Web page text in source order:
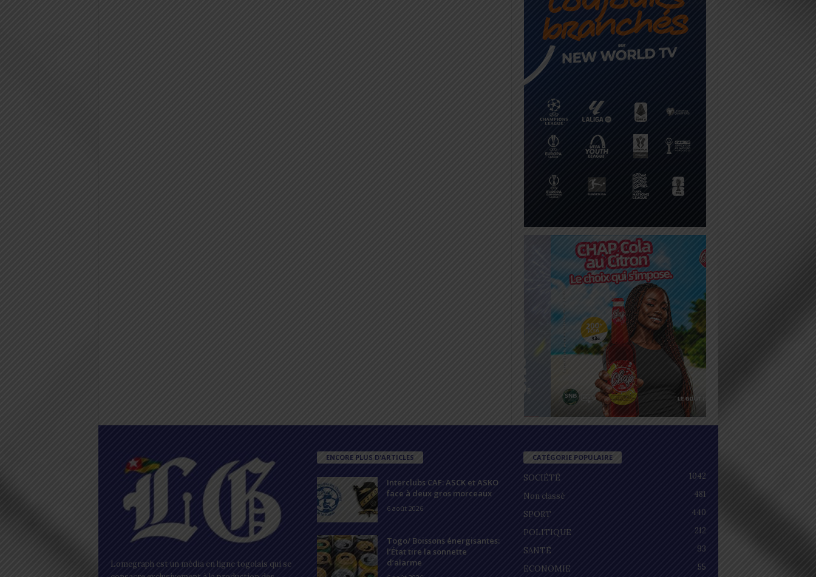
Lomegraph est un média en ligne togolais qui se
ENCORE PLUS D'ARTICLES
Interclubs CAF: ASCK et ASKO
face à deux gros morceaux
6 août 2026
Togo/ Boissons énergisantes:
l’État tire la sonnette
d’alarme
CATÉGORIE POPULAIRE
SOCIÉTÉ
1042
Non classé
481
SPORT
440
POLITIQUE
212
SANTÉ
93
ECONOMIE
55